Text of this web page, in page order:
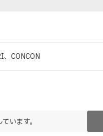
CONCON
います。